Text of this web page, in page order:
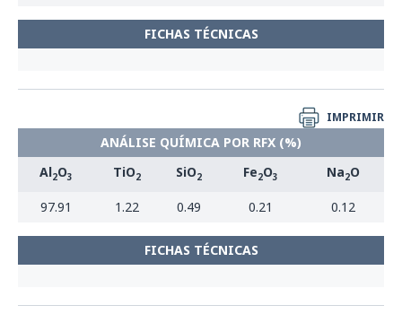
FICHAS TÉCNICAS
IMPRIMIR
ANÁLISE QUÍMICA POR RFX (%)
Al2O3 TiO2 SiO2 Fe2O3 Na2O
97.91 1.22 0.49 0.21 0.12
FICHAS TÉCNICAS